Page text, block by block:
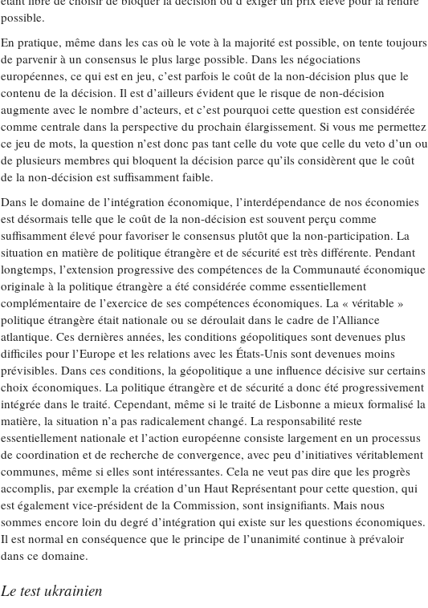
possible.
En pratique, même dans les cas où le vote à la majorité est possible, on tente toujours
de parvenir à un consensus le plus large possible. Dans les négociations
européennes, ce qui est en jeu, c’est parfois le coût de la non-décision plus que le
contenu de la décision. Il est d’ailleurs évident que le risque de non-décision
augmente avec le nombre d’acteurs, et c’est pourquoi cette question est considérée
comme centrale dans la perspective du prochain élargissement. Si vous me permettez
ce jeu de mots, la question n’est donc pas tant celle du vote que celle du veto d’un ou
de plusieurs membres qui bloquent la décision parce qu’ils considèrent que le coût
de la non-décision est suffisamment faible.
Dans le domaine de l’intégration économique, l’interdépendance de nos économies
est désormais telle que le coût de la non-décision est souvent perçu comme
suffisamment élevé pour favoriser le consensus plutôt que la non-participation. La
situation en matière de politique étrangère et de sécurité est très différente. Pendant
longtemps, l’extension progressive des compétences de la Communauté économique
originale à la politique étrangère a été considérée comme essentiellement
complémentaire de l’exercice de ses compétences économiques. La « véritable »
politique étrangère était nationale ou se déroulait dans le cadre de l’Alliance
atlantique. Ces dernières années, les conditions géopolitiques sont devenues plus
difficiles pour l’Europe et les relations avec les États-Unis sont devenues moins
prévisibles. Dans ces conditions, la géopolitique a une influence décisive sur certains
choix économiques. La politique étrangère et de sécurité a donc été progressivement
intégrée dans le traité. Cependant, même si le traité de Lisbonne a mieux formalisé la
matière, la situation n’a pas radicalement changé. La responsabilité reste
essentiellement nationale et l’action européenne consiste largement en un processus
de coordination et de recherche de convergence, avec peu d’initiatives véritablement
communes, même si elles sont intéressantes. Cela ne veut pas dire que les progrès
accomplis, par exemple la création d’un Haut Représentant pour cette question, qui
est également vice-président de la Commission, sont insignifiants. Mais nous
sommes encore loin du degré d’intégration qui existe sur les questions économiques.
Il est normal en conséquence que le principe de l’unanimité continue à prévaloir
dans ce domaine.
Le test ukrainien